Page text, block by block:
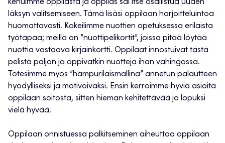
kehuimme oppilasta ja oppilas sai itse osallistua uuden
läksyn valitsemiseen. Tämä lisäsi oppilaan harjoitteluintoa
huomattavasti. Kokeilimme nuottien opetuksessa erilaista
työtapaa; meillä on ”nuottipelikortit”, joissa pitää löytää
nuottia vastaava kirjainkortti. Oppilaat innostuivat tästä
pelistä paljon ja oppivatkin nuotteja ihan vahingossa.
Totesimme myös ”hampurilaismallina” annetun palautteen
hyödylliseksi ja motivoivaksi. Ensin kerroimme hyviä asioita
oppilaan soitosta, sitten hieman kehitettävää ja lopuksi
vielä hyvää.
Oppilaan onnistuessa palkitseminen aiheuttaa oppilaan